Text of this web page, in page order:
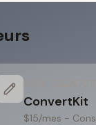
ConvertKit
$15/mes -